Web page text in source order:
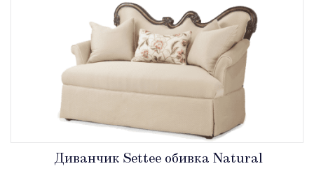
Диванчик Settee обивка Natural